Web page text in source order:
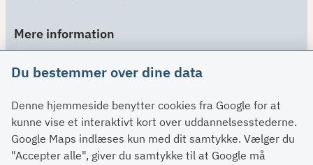
Mere information
Spørgsmål og svar
Kontakt
Paragraffer
Du bestemmer over dine data
Denne hjemmeside benytter cookies fra Google for at
kunne vise et interaktivt kort over uddannelsesstederne.
Google Maps indlæses kun med dit samtykke. Vælger du
"Accepter alle", giver du samtykke til at Google må